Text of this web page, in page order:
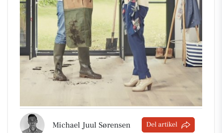
Michael Juul Sørensen Del artikel